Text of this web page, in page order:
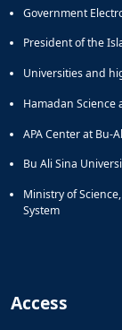
Government
President of the
Universities and
Hamadan Science
APA Center at Bu-
Bu Ali Sina
Ministry of
System
Access